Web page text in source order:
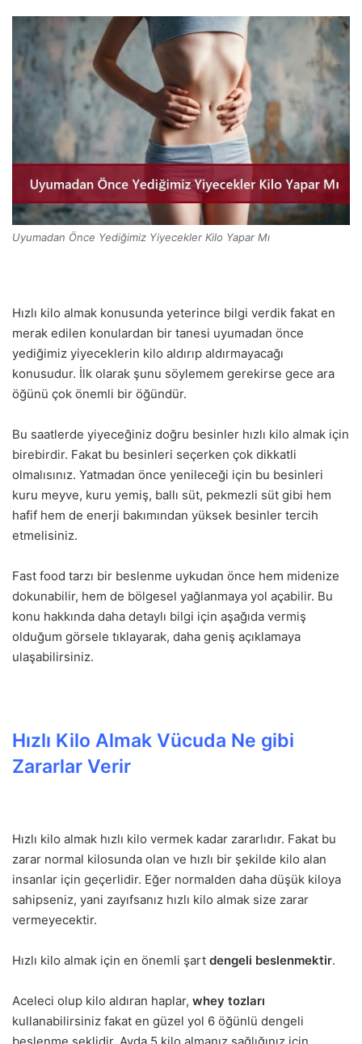
Uyumadan Önce Yediğimiz Yiyecekler Kilo Yapar Mı
Hızlı kilo almak konusunda yeterince bilgi verdik fakat en
merak edilen konulardan bir tanesi uyumadan önce
yediğimiz yiyeceklerin kilo aldırıp aldırmayacağı
konusudur. İlk olarak şunu söylemem gerekirse gece ara
öğünü çok önemli bir öğündür.
Bu saatlerde yiyeceğiniz doğru besinler hızlı kilo almak için
birebirdir. Fakat bu besinleri seçerken çok dikkatli
olmalısınız. Yatmadan önce yenileceği için bu besinleri
kuru meyve, kuru yemiş, ballı süt, pekmezli süt gibi hem
hafif hem de enerji bakımından yüksek besinler tercih
etmelisiniz.
Fast food tarzı bir beslenme uykudan önce hem midenize
dokunabilir, hem de bölgesel yağlanmaya yol açabilir. Bu
konu hakkında daha detaylı bilgi için aşağıda vermiş
olduğum görsele tıklayarak, daha geniş açıklamaya
ulaşabilirsiniz.
Hızlı Kilo Almak Vücuda Ne gibi
Zararlar Verir
Hızlı kilo almak hızlı kilo vermek kadar zararlıdır. Fakat bu
zarar normal kilosunda olan ve hızlı bir şekilde kilo alan
insanlar için geçerlidir. Eğer normalden daha düşük kiloya
sahipseniz, yani zayıfsanız hızlı kilo almak size zarar
vermeyecektir.
Hızlı kilo almak için en önemli şart dengeli beslenmektir.
Aceleci olup kilo aldıran haplar, whey tozları
kullanabilirsiniz fakat en güzel yol 6 öğünlü dengeli